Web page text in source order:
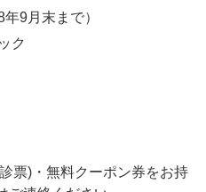
9月末まで）
ク
票)・無料クーポン券をお持